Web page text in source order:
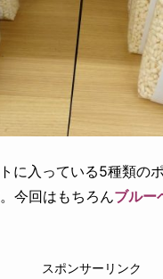
に入っている5種類の
今回はもちろんブルー
スポンサーリンク